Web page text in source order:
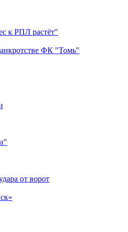
к РПЛ растёт"
ФК "Томь"
от ворот